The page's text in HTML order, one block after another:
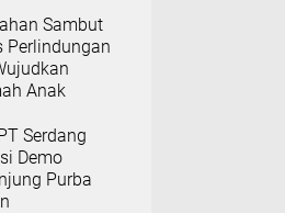
Sambut
Perlindungan
Anak
Serdang
Demo
Purba